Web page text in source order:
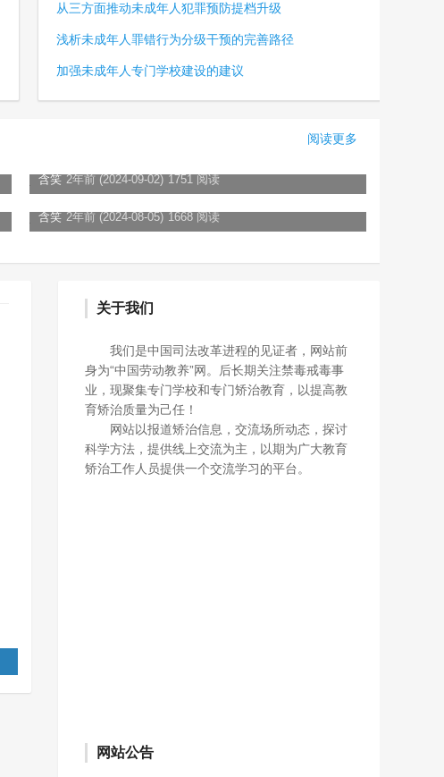
从三方面推动未成年人犯罪预防提档升级
浅析未成年人罪错行为分级干预的完善路径
加强未成年人专门学校建设的建议
阅读更多
含笑 2年前 (2024-09-02) 1751 阅读
禁毒教育 “暑”你精彩
含笑 2年前 (2024-08-05) 1668 阅读
关于我们
我们是中国司法改革进程的见证者，网站前
身为“中国劳动教养”网。后长期关注禁毒戒毒事
业，现聚集专门学校和专门矫治教育，以提高教
育矫治质量为己任！
网站以报道矫治信息，交流场所动态，探讨
科学方法，提供线上交流为主，以期为广大教育
矫治工作人员提供一个交流学习的平台。
网站公告